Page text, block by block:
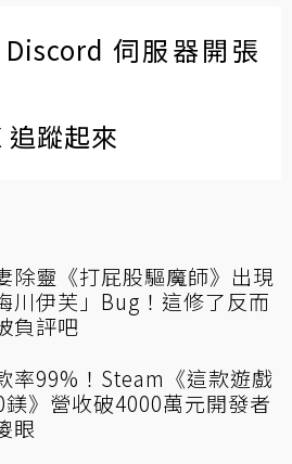
伺服器開張
追蹤起來
除靈《打屁股驅魔師》出現
川伊芙」Bug！這修了反而
負評吧
率99%！Steam《這款遊戲
鎂》營收破4000萬元開發者
眼